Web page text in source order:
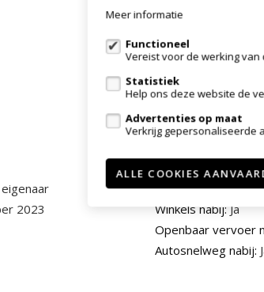
2023
LIGGING
Buurt:Rustig
School nabij:Ja
Winkels nabij: Ja
Openbaar vervoer
Autosnelweg nabij:
Meer informatie
Functioneel
Vereist voor de werking van
Statistiek
Help ons deze website de
Advertenties op maat
Verkrijg gepersonaliseerde
ALLE COOKIES